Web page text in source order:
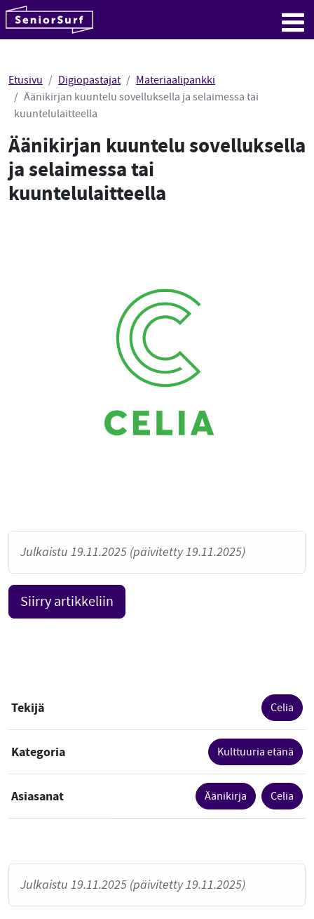
Hyppää sisältöön
Etusivu Digiopastajat
Materiaalipankki
Äänikirjan kuuntelu sovelluksella ja selaimessa tai
kuuntelulaitteella
Äänikirjan kuuntelu sovelluksella
ja selaimessa tai
kuuntelulaitteella
Julkaistu 19.11.2025 (päivitetty 19.11.2025)
Siirry artikkeliin
Tekijä Celia
Kategoria Kulttuuria etänä
Asiasanat Äänikirja Celia
Julkaistu 19.11.2025 (päivitetty 19.11.2025)